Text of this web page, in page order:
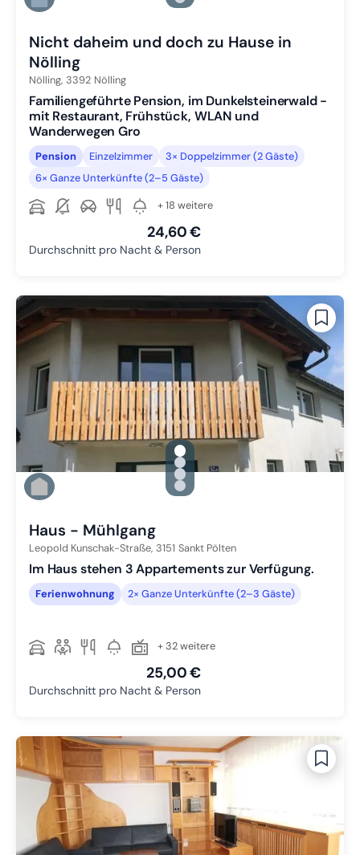
Zu Slide 6 wechseln
Nicht daheim und doch zu Hause in
Nölling
Nölling, 3392 Nölling
Familiengeführte Pension, im Dunkelsteinerwald -
mit Restaurant, Frühstück, WLAN und
Wanderwegen Gro
Pension Einzelzimmer
3× Doppelzimmer (2 Gäste)
6× Ganze Unterkünfte (2–5 Gäste)
+ 18 weitere
24,60 €
Durchschnitt pro Nacht & Person
gallery.slide_selector
Zu Slide 1 wechseln
Zu Slide 2 wechseln
Zu Slide 3 wechseln
Zu Slide 4 wechseln
Haus - Mühlgang
Leopold Kunschak-Straße, 3151 Sankt Pölten
Im Haus stehen 3 Appartements zur Verfügung.
Ferienwohnung 2× Ganze Unterkünfte (2–3 Gäste)
+ 32 weitere
25,00 €
Durchschnitt pro Nacht & Person